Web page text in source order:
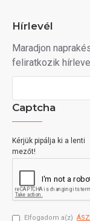
Hírlevél
Maradjon
feliratkozik
Captcha
Kérjük pipálja ki a lenti
mezőt!
Elfogadom a(z)